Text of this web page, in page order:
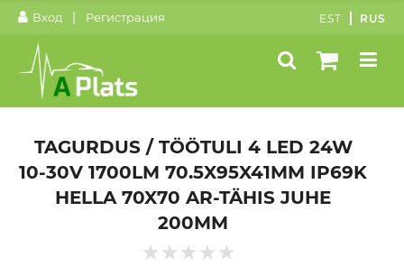
Вход | Регистрация EST RUS
TAGURDUS / TÖÖTULI 4 LED 24W
10-30V 1700LM 70.5X95X41MM IP69K
HELLA 70X70 AR-TÄHIS JUHE
200MM